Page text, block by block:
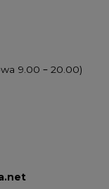
9.00 – 20.00)